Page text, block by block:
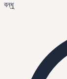
বন্ধু